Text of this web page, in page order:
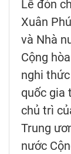
Lễ đón
Xuân
và Nhà
Cộng
nghi
quốc gia
chủ trì
Trung
nước